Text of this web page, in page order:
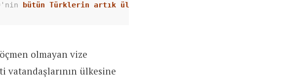
bütün Türklerin artık ülkelerine girişine izin vermemesi
olmayan vize
vatandaşlarının ülkesine